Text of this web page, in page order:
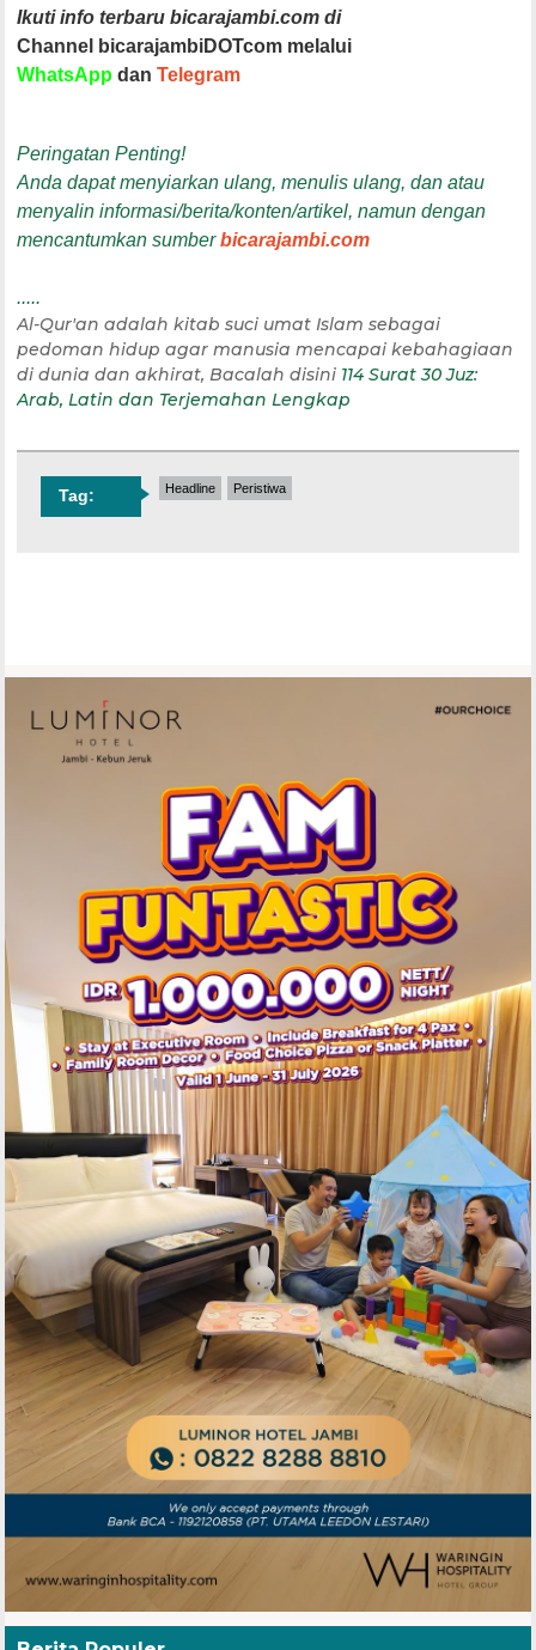
Ikuti info terbaru bicarajambi.com di
Channel bicarajambiDOTcom melalui
WhatsApp danTelegram
Peringatan Penting!
Anda dapat menyiarkan ulang, menulis ulang, dan atau
menyalin informasi/berita/konten/artikel, namun dengan
mencantumkan sumberbicarajambi.com
.....
Al-Qur'an adalah kitab suci umat Islam sebagai
pedoman hidup agar manusia mencapai kebahagiaan
di dunia dan akhirat, Bacalah disini 114 Surat 30 Juz:
Arab, Latin dan Terjemahan Lengkap
Tag: Headline Peristiwa